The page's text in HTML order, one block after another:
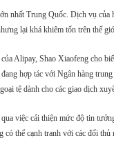
nhất Trung Quốc. Dịch vụ của
lại khá khiêm tốn trên thế
Alipay, Shao Xiaofeng cho
hợp tác với Ngân hàng
tệ dành cho các giao dịch
việc cải thiện mức độ tin
thể cạnh tranh với các đối thủ